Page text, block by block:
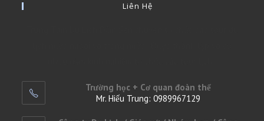
Liên Hệ
Trường học + Cơ quan đoàn thể
Mr. Hiếu Trung: 0989967129